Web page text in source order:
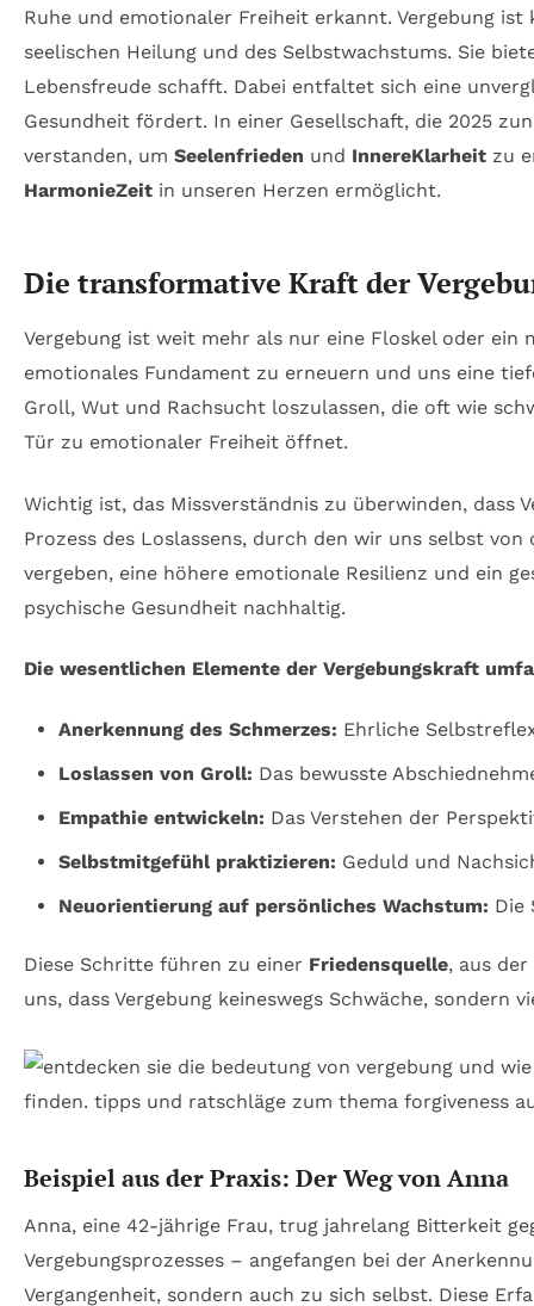
Ruhe und emotionaler Freiheit erkannt. Vergebung
seelischen Heilung und des Selbstwachstums. Sie
Lebensfreude schafft. Dabei entfaltet sich eine
Gesundheit fördert. In einer Gesellschaft, die 2025
verstanden, um Seelenfrieden und InnereKlarheit zu
HarmonieZeit in unseren Herzen ermöglicht.
Die transformative Kraft der
Vergebung ist weit mehr als nur eine Floskel oder
emotionales Fundament zu erneuern und uns eine
Groll, Wut und Rachsucht loszulassen, die oft wie
Tür zu emotionaler Freiheit öffnet.
Wichtig ist, das Missverständnis zu überwinden, dass
Prozess des Loslassens, durch den wir uns selbst
vergeben, eine höhere emotionale Resilienz und ein
psychische Gesundheit nachhaltig.
Die wesentlichen Elemente der Vergebungskraft
Anerkennung des Schmerzes: Ehrliche
Loslassen von Groll: Das bewusste
Empathie entwickeln: Das Verstehen der
Selbstmitgefühl praktizieren: Geduld und
Neuorientierung auf persönliches Wachstum: Die
Diese Schritte führen zu einer Friedensquelle, aus
uns, dass Vergebung keineswegs Schwäche,
Beispiel aus der Praxis: Der Weg von Anna
Anna, eine 42-jährige Frau, trug jahrelang Bitterkeit
Vergebungsprozesses – angefangen bei der
Vergangenheit, sondern auch zu sich selbst. Diese